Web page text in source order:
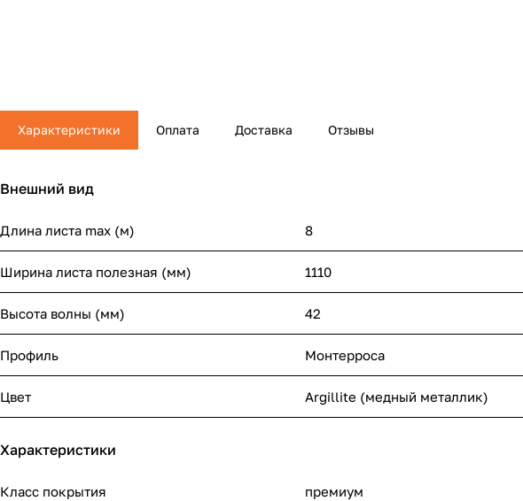
Характеристики Оплата Доставка Отзывы
Внешний вид
Длина листа maх (м) 8
Ширина листа полезная (мм) 1110
Высота волны (мм) 42
Профиль Монтерроса
Цвет Argillite (медный металлик)
Характеристики
Класс покрытия премиум